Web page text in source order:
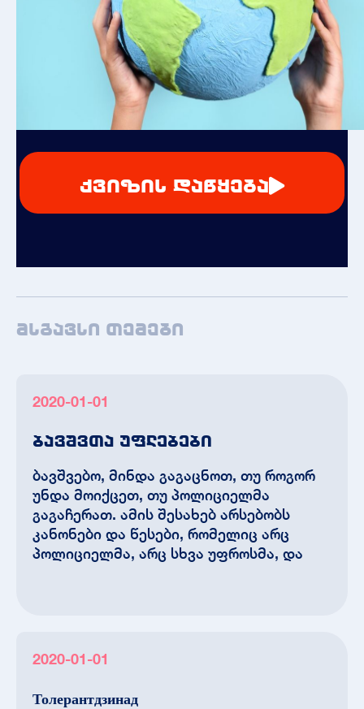
ქვიზის დაწყება
მსგავსი თემები
2020-01-01
ბავშვთა უფლებები
ბავშვებო, მინდა გაგაცნოთ, თუ როგორ
უნდა მოიქცეთ, თუ პოლიციელმა
გაგაჩერათ. ამის შესახებ არსებობს
კანონები და წესები, რომელიც არც
პოლიციელმა, არც სხვა უფროსმა, და
2020-01-01
Толерантдзинад